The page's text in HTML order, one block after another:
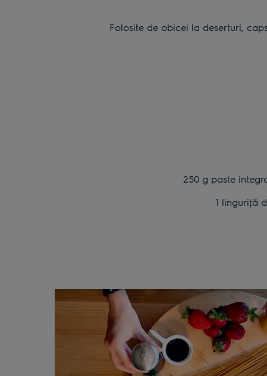
Folosite de obicei la deserturi,
250 g paste
1 linguriţă